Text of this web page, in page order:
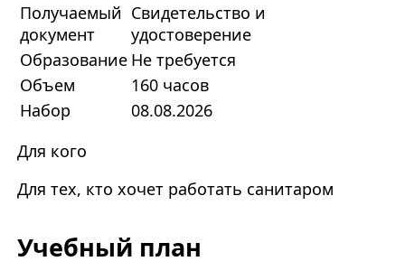
Получаемый
документ
Свидетельство и
удостоверение
Образование Не требуется
Объем
160 часов
Набор
08.08.2026
Для кого
Для тех, кто хочет работать санитаром
Учебный план